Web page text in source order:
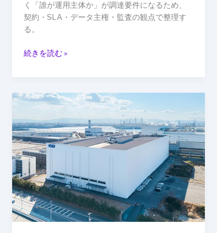
く「誰が運用主体か」が調達要件になるため、
契約・SLA・データ主権・監査の観点で整理す
る。
変
わ
る
市
続きを読む »
「工
を
AI
拠
点
に
転
用」
が
加